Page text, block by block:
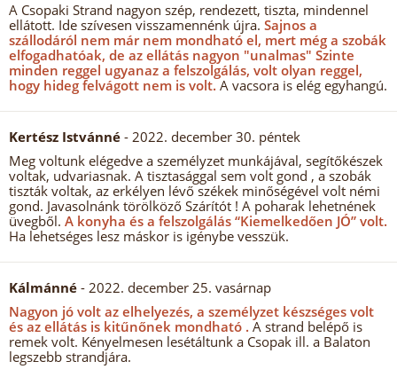
A Csopaki Strand nagyon szép, rendezett, tiszta, mindennel
ellátott. Ide szívesen visszamennénk újra. Sajnos a
szállodáról nem már nem mondható el, mert még a szobák
elfogadhatóak, de az ellátás nagyon "unalmas" Szinte
minden reggel ugyanaz a felszolgálás, volt olyan reggel,
hogy hideg felvágott nem is volt. A vacsora is elég egyhangú.
Kertész Istvánné - 2022. december 30. péntek
Meg voltunk elégedve a személyzet munkájával, segítőkészek
voltak, udvariasnak. A tisztasággal sem volt gond , a szobák
tiszták voltak, az erkélyen lévő székek minőségével volt némi
gond. Javasolnánk törölköző Szárítót ! A poharak lehetnének
üvegből. A konyha és a felszolgálás “Kiemelkedően JÓ” volt.
Ha lehetséges lesz máskor is igénybe vesszük.
Kálmánné - 2022. december 25. vasárnap
Nagyon jó volt az elhelyezés, a személyzet készséges volt
és az ellátás is kitűnőnek mondható . A strand belépő is
remek volt. Kényelmesen lesétáltunk a Csopak ill. a Balaton
legszebb strandjára.